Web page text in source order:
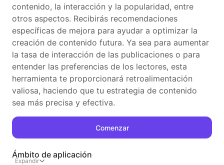
contenido, la interacción y la popularidad, entre
otros aspectos. Recibirás recomendaciones
específicas de mejora para ayudar a optimizar la
creación de contenido futura. Ya sea para aumentar
la tasa de interacción de las publicaciones o para
entender las preferencias de los lectores, esta
herramienta te proporcionará retroalimentación
valiosa, haciendo que tu estrategia de contenido
sea más precisa y efectiva.
Comenzar
Ámbito de aplicación
Expandir